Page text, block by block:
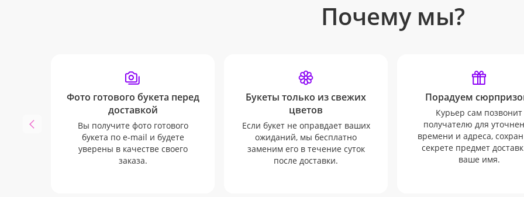
Почему мы?
Фото готового букета перед
доставкой
Вы получите фото готового
букета по e-mail и будете
уверены в качестве своего
заказа.
Букеты только из свежих
цветов
Если букет не оправдает ваших
ожиданий, мы бесплатно
заменим его в течение суток
после доставки.
Порадуем
Курьер сам позвонит
получателю для
времени и адреса,
секрете предмет
ваше имя.